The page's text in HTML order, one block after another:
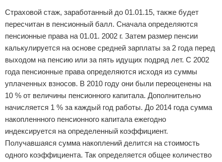
Страховой стаж, заработанный до 01.01.15, также будет
пересчитан в пенсионный балл. Сначала определяются
пенсионные права на 01.01. 2002 г. Затем размер пенсии
калькулируется на основе средней зарплаты за 2 года перед
выходом на пенсию или за пять идущих подряд лет. С 2002
года пенсионные права определяются исходя из суммы
уплаченных взносов. В 2010 году они были переоценены на
10 % от величины пенсионного капитала. Дополнительно
начисляется 1 % за каждый год работы. До 2014 года сумма
накопленнного пенсионного капитала ежегодно
индексируется на определенный коэффициент.
Получавшаяся сумма накоплений делится на стоимость
одного коэффициента. Так определяется общее количество